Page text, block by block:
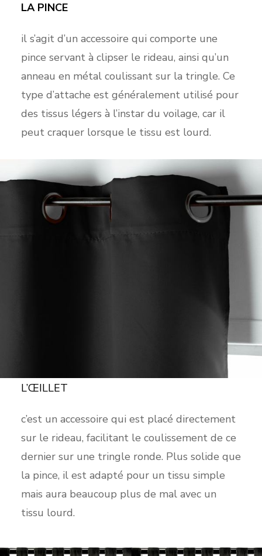
LA PINCE
il s’agit d’un accessoire qui comporte une
pince servant à clipser le rideau, ainsi qu’un
anneau en métal coulissant sur la tringle. Ce
type d’attache est généralement utilisé pour
des tissus légers à l’instar du voilage, car il
peut craquer lorsque le tissu est lourd.
L’ŒILLET
c’est un accessoire qui est placé directement
sur le rideau, facilitant le coulissement de ce
dernier sur une tringle ronde. Plus solide que
la pince, il est adapté pour un tissu simple
mais aura beaucoup plus de mal avec un
tissu lourd.